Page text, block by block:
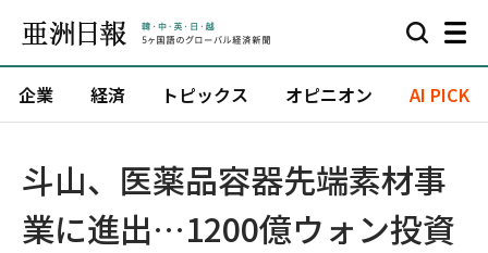
企業 経済 トピックス オピニオン AI PICK
斗山、医薬品容器先端素材事
業に進出…1200億ウォン投資